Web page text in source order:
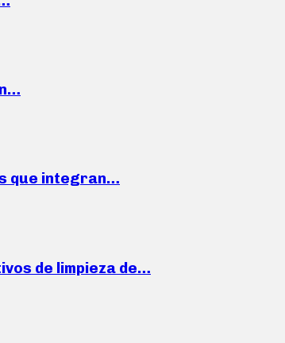
que integran…
de limpieza de…